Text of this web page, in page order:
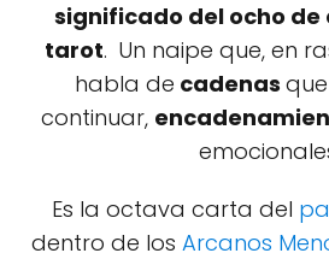
significado del ocho de
tarot. Un naipe que, en
habla de cadenas
continuar,
Es la octava carta del
dentro de los Arcanos